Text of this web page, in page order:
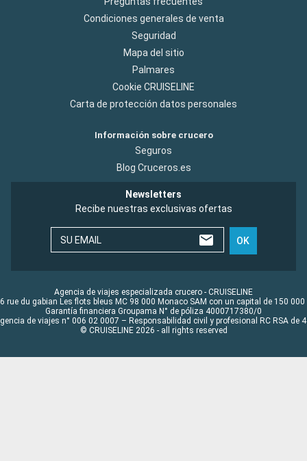
Condiciones generales de venta
Seguridad
Mapa del sitio
Palmares
Cookie CRUISELINE
Carta de protección datos personales
Información sobre crucero
Seguros
Blog Cruceros.es
Newsletters
Recibe nuestras exclusivas ofertas
SU EMAIL OK
Agencia de viajes especializada crucero - CRUISELINE
rue du gabian Les flots bleus MC 98 000 Monaco SAM con un capital de 150 000
Garantía financiera Groupama N° de póliza 4000717380/0
de viajes n° 006 02 0007 – Responsabilidad civil y profesional RC RSA de
© CRUISELINE 2026 - all rights reserved